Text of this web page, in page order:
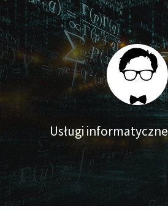
Usługi informatyczne